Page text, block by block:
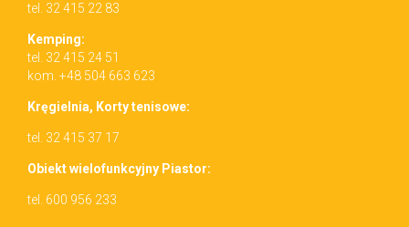
tel. 32 415 22 83
Kemp­ing:
tel. 32 415 24 51
kom. +48 504 663 623
Kręgiel­nia, Korty tenisowe:
tel. 32 415 37 17
Obiekt wielo­funkcyjny Piastor:
tel. 600 956 233